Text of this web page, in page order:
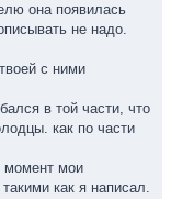
она появилась
не надо.
с ними
в той части, что
как по части
момент мои
как я написал.